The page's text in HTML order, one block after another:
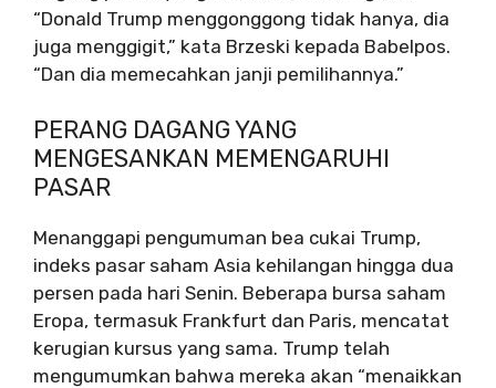
“Donald Trump menggonggong tidak hanya, dia
juga menggigit,” kata Brzeski kepada Babelpos.
“Dan dia memecahkan janji pemilihannya.”
PERANG DAGANG YANG
MENGESANKAN MEMENGARUHI
PASAR
Menanggapi pengumuman bea cukai Trump,
indeks pasar saham Asia kehilangan hingga dua
persen pada hari Senin. Beberapa bursa saham
Eropa, termasuk Frankfurt dan Paris, mencatat
kerugian kursus yang sama. Trump telah
mengumumkan bahwa mereka akan “menaikkan